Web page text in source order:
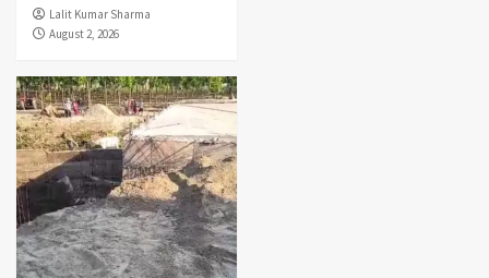
Lalit Kumar Sharma
August 2, 2026